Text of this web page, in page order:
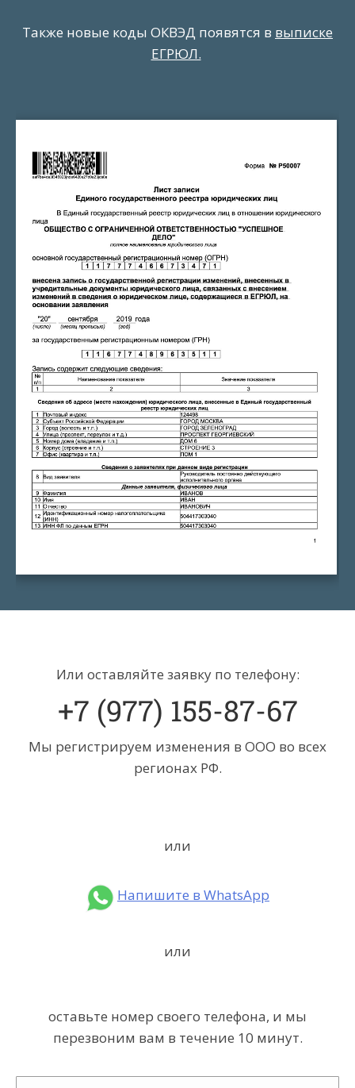
Также новые коды ОКВЭД появятся в выписке
ЕГРЮЛ.
Или оставляйте заявку по телефону:
+7 (977) 155-87-67
Мы регистрируем изменения в ООО во всех
регионах РФ.
или
Напишите в WhatsApp
или
оставьте номер своего телефона, и мы
перезвоним вам в течение 10 минут.